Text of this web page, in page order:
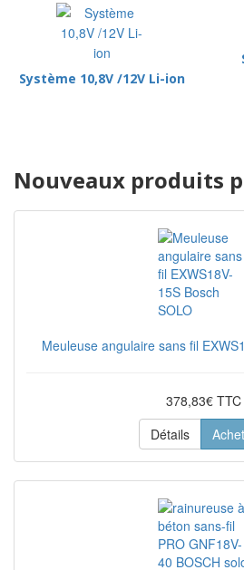
Système 10,8V /12V Li-ion
Nouveaux produits
Meuleuse angulaire sans fil
378,83€ TTC
Détails